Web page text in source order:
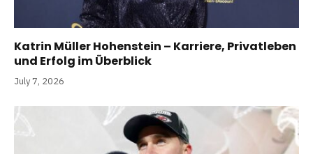
Katrin Müller Hohenstein – Karriere, Privatleben
und Erfolg im Überblick
July 7, 2026